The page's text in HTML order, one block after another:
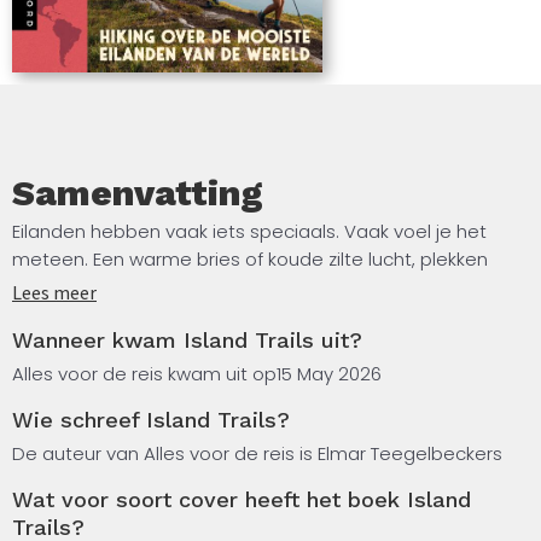
Samenvatting
Eilanden hebben vaak iets speciaals. Vaak voel je het
meteen. Een warme bries of koude zilte lucht, plekken
waar de tijd nog stilt lijkt te staan.
En niet te vergeten: dé plek voor onvergetelijke
langeafstandswandelingen. Elke dag is bijzonder op de
een bijna 4000 meter hoge vulkaan.
zee tot hiken door een subtropisch bos. Levendige
vissersdorpjes maar ook een eindeloze stilte. In dit boek
Lees meer
Wanneer kwam Island Trails uit?
Alles voor de reis kwam uit op15 May 2026
Wie schreef Island Trails?
De auteur van Alles voor de reis is Elmar Teegelbeckers
Wat voor soort cover heeft het boek Island
Trails?